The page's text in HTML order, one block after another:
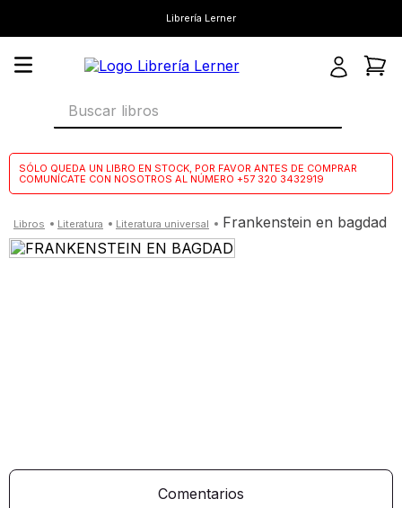
Librería Lerner
Buscar libros
SÓLO QUEDA UN LIBRO EN STOCK, POR FAVOR ANTES DE COMPRAR
COMUNÍCATE CON NOSOTROS AL NÚMERO +57 320 3432919
literatura literatura universal frankenstein en bagdad
Comentarios